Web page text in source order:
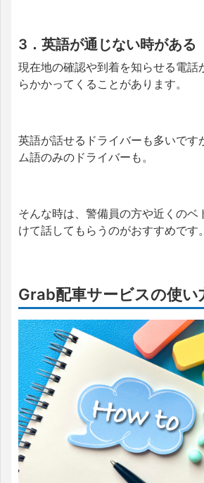
3．英語が通じない時がある
現在地の確認や到着を知らせる電話
らかかってくることがあります。
英語が話せるドライバーも多いです
ム語のみのドライバーも。
そんな時は、警備員の方や近くのベ
けて話してもらうのがおすすめです。
Grab配車サービスの使い